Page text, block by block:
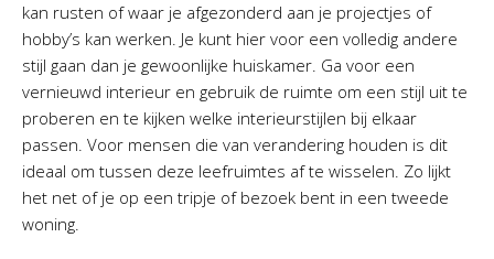
kan rusten of waar je afgezonderd aan je projectjes of
hobby’s kan werken. Je kunt hier voor een volledig andere
stijl gaan dan je gewoonlijke huiskamer. Ga voor een
vernieuwd interieur en gebruik de ruimte om een stijl uit te
proberen en te kijken welke interieurstijlen bij elkaar
passen. Voor mensen die van verandering houden is dit
ideaal om tussen deze leefruimtes af te wisselen. Zo lijkt
het net of je op een tripje of bezoek bent in een tweede
woning.